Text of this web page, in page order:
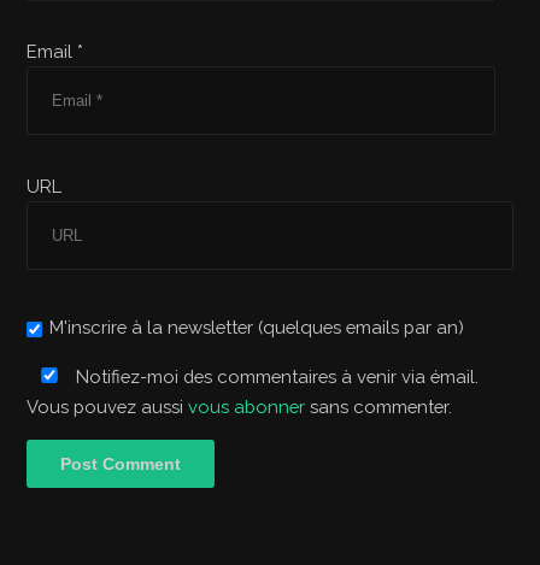
Email *
URL
M'inscrire à la newsletter (quelques emails par an)
Notifiez-moi des commentaires à venir via émail.
Vous pouvez aussivous abonner sans commenter.